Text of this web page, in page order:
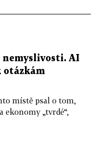
nemyslivosti. AI
otázkám
místě psal o tom,
ekonomy „tvrdé“,